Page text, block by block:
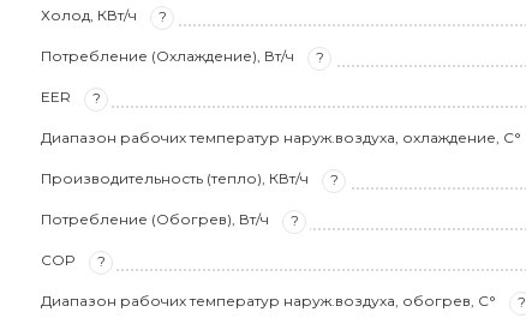
Холод, КВт/ч ?
Потребление (Охлаждение), Вт/ч ?
EER ?
Диапазон рабочих температур наруж.воздуха, охлаждение, С°
Производительность (тепло), КВт/ч ?
Потребление (Обогрев), Вт/ч ?
COP ?
Диапазон рабочих температур наруж.воздуха, обогрев, С° ?